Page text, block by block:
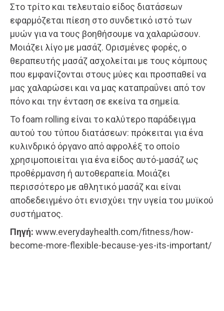
Στο τρίτο και τελευταίο είδος διατάσεων
εφαρμόζεται πίεση στο συνδετικό ιστό των
μυών για να τους βοηθήσουμε να χαλαρώσουν.
Μοιάζει λίγο με μασάζ. Ορισμένες φορές, ο
θεραπευτής μασάζ ασχολείται με τους κόμπους
που εμφανίζονται στους μύες και προσπαθεί να
μας χαλαρώσει και να μας καταπραΰνει από τον
πόνο και την ένταση σε εκείνα τα σημεία.
Το foam rolling είναι το καλύτερο παράδειγμα
αυτού του τύπου διατάσεων: πρόκειται για ένα
κυλινδρικό όργανο από αφρολέξ το οποίο
χρησιμοποιείται για ένα είδος αυτό-μασάζ ως
προθέρμανση ή αυτοθεραπεία. Μοιάζει
περισσότερο με αθλητικό μασάζ και είναι
αποδεδειγμένο ότι ενισχύει την υγεία του μυϊκού
συστήματος.
Πηγή: www.everydayhealth.com/fitness/how-
become-more-flexible-because-yes-its-important/